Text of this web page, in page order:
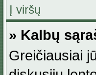
Į viršų
» Kalbų
Greičiausiai